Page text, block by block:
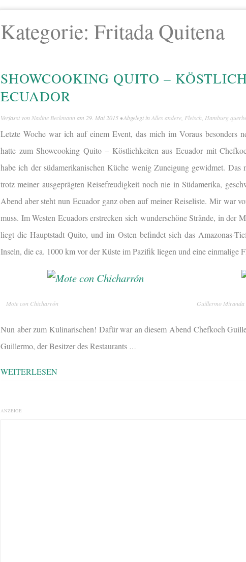
Kategorie: Fritada Quitena
SHOWCOOKING QUITO –
ECUADOR
Verfasst von Nadine Beckmann am 29. Mai 2015 • Abgelegt in Alles andere, Fleisch, Hamburg
Letzte Woche war ich auf einem Event, das mich im Voraus besonders
hatte zum Showcooking Quito – Köstlichkeiten aus Ecuador mit
habe ich der südamerikanischen Küche wenig Zuneigung gewidmet. Das
trotz meiner ausgeprägten Reisefreudigkeit noch nie in Südamerika,
Abend aber steht nun Ecuador ganz oben auf meiner Reiseliste. Mir war
muss. Im Westen Ecuadors erstrecken sich wunderschöne Strände, in der
liegt die Hauptstadt Quito, und im Osten befindet sich das Amazonas-
Inseln, die ca. 1000 km vor der Küste im Pazifik liegen und eine einmalige
Mote con Chicharrón Guillermo Miranda
Nun aber zum Kulinarischen! Dafür war an diesem Abend Chefkoch
Guillermo, der Besitzer des Restaurants …
WEITERLESEN
ANZEIGE